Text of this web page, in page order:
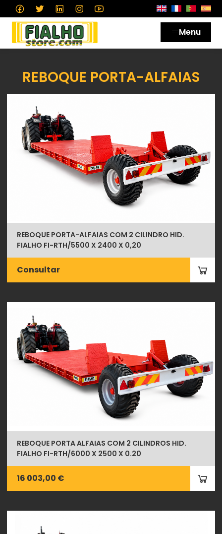
Menu
REBOQUE PORTA-ALFAIAS
REBOQUE PORTA-ALFAIAS COM 2 CILINDRO HID.
FIALHO FI-RTH/5500 X 2400 X 0,20
Consultar
REBOQUE PORTA ALFAIAS COM 2 CILINDROS HID.
FIALHO FI-RTH/6000 X 2500 X 0.20
16 003,00 €